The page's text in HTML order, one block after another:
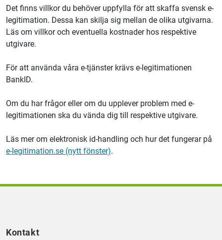
Det finns villkor du behöver uppfylla för att skaffa svensk e-
legitimation. Dessa kan skilja sig mellan de olika utgivarna.
Läs om villkor och eventuella kostnader hos respektive
utgivare.
För att använda våra e-tjänster krävs e-legitimationen
BankID.
Om du har frågor eller om du upplever problem med e-
legitimationen ska du vända dig till respektive utgivare.
Läs mer om elektronisk id-handling och hur det fungerar på
e-legitimation.se (nytt fönster).
Kontakt